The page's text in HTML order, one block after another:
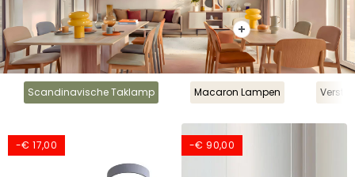
Scandinavische Taklamp Macaron Lampen
-€ 17,00 -€ 90,00